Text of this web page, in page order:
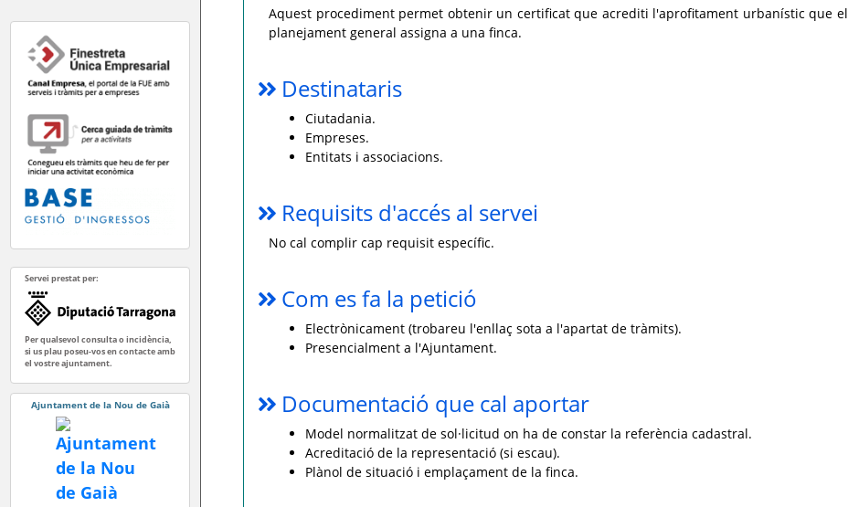
Servei prestat per:
Per qualsevol consulta o incidència,
si us plau poseu-vos en contacte amb
el vostre ajuntament.
Ajuntament de la Nou de Gaià
Aquest procediment permet obtenir un certificat que acrediti l'aprofitament urbanístic que el
planejament general assigna a una finca.
Destinataris
Ciutadania.
Empreses.
Entitats i associacions.
Requisits d'accés al servei
No cal complir cap requisit específic.
Com es fa la petició
Electrònicament (trobareu l'enllaç sota a l'apartat de tràmits).
Presencialment a l'Ajuntament.
Documentació que cal aportar
Model normalitzat de sol·licitud on ha de constar la referència cadastral.
Acreditació de la representació (si escau).
Plànol de situació i emplaçament de la finca.